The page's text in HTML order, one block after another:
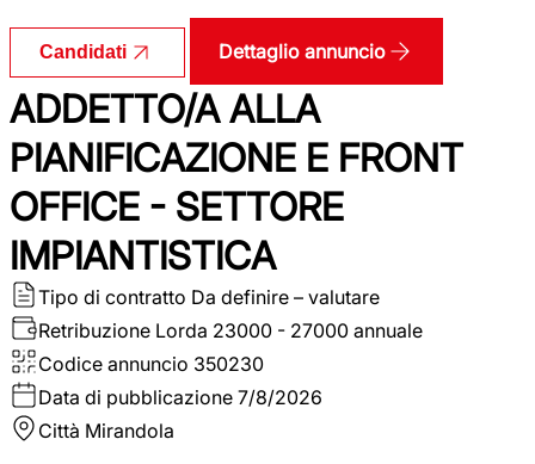
Candidati Dettaglio annuncio
ADDETTO/A ALLA
PIANIFICAZIONE E FRONT
OFFICE - SETTORE
IMPIANTISTICA
Tipo di contratto Da definire – valutare
Retribuzione Lorda 23000 - 27000 annuale
Codice annuncio 350230
Data di pubblicazione 7/8/2026
Città Mirandola